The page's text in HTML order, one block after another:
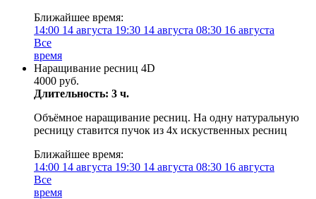
Ближайшее время:
14:00 14 августа 19:30 14 августа 08:30 16 августа
Все
время
Наращивание ресниц 4D
4000 руб.
Длительность: 3 ч.
Объёмное наращивание ресниц. На одну натуральную
ресницу ставится пучок из 4х искуственных ресниц
Ближайшее время:
14:00 14 августа 19:30 14 августа 08:30 16 августа
Все
время